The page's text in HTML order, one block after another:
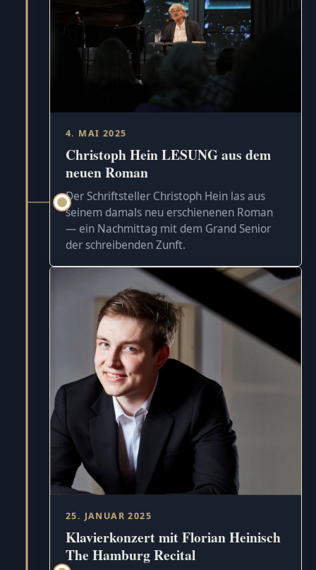
4. MAI 2025
Christoph Hein LESUNG aus dem
neuen Roman
Der Schriftsteller Christoph Hein las aus
seinem damals neu erschienenen Roman
— ein Nachmittag mit dem Grand Senior
der schreibenden Zunft.
25. JANUAR 2025
Klavierkonzert mit Florian Heinisch
The Hamburg Recital